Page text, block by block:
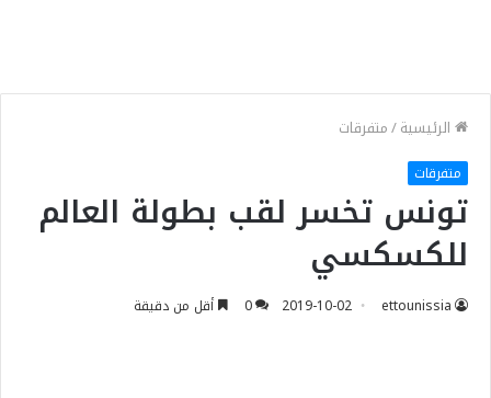
الرئيسية/متفرقات
متفرقات
تونس تخسر لقب بطولة العالم
للكسكسي
ettounissia
2019-10-02
0 أقل من دقيقة